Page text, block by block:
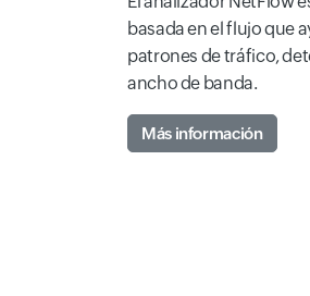
basada en el flujo que
patrones de tráfico,
ancho de banda.
Más información